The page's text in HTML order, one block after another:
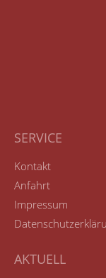
SERVICE
Kontakt
Anfahrt
Impressum
AKTUELL